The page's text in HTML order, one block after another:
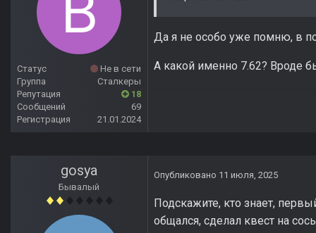
Статус
Не в сети
Группа
Сталкеры
Репутация
18
Сообщений
69
Регистрация
21.01.2024
Да я не особо уже помню, в
А какой именно 7.62? Вроде
gosya
Бывалый
Опубликовано 11 июля, 2025
Подскажите, кто знает,
общался, сделал квест на